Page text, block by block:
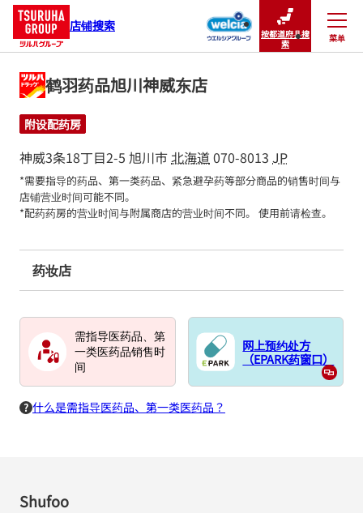
店铺搜索
按都道府县搜
索
菜单
关闭
鹤羽药品旭川神威东店
附设配药房
神威3条18丁目2-5 旭川市北海道 070-8013 JP
*需要指导的药品、第一类药品、紧急避孕药等部分商品的销售时间与
店铺营业时间可能不同。
*配药药房的营业时间与附属商店的营业时间不同。 使用前请检查。
药妆店
需指导医药品、第
一类医药品销售时
间
网上预约处方
（EPARK药窗口）
什么是需指导医药品、第一类医药品？
Shufoo